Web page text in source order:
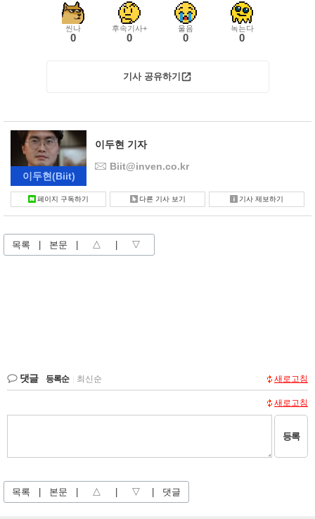
씬나
0
후속기사+
0
울음
0
녹는다
0
기사 공유하기
이두현(Biit)
이두현 기자
Biit@inven.co.kr
페이지 구독하기 다른 기사 보기 기사 제보하기
목록 본문 △ ▽
댓글 등록순 최신순 새로고침
새로고침
등록
목록 본문 △ ▽ 댓글